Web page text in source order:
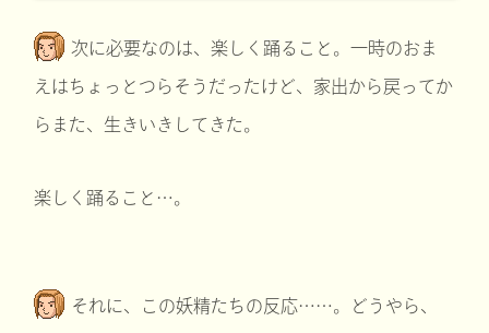
次に必要なのは、楽しく踊ること。一時のおま
えはちょっとつらそうだったけど、家出から戻ってか
らまた、生きいきしてきた。
楽しく踊ること…。
それに、この妖精たちの反応……。どうやら、